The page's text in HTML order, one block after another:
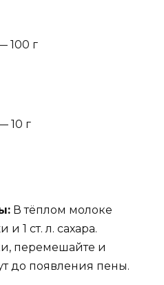
100 г
10 г
В тёплом молоке
1 ст. л. сахара.
перемешайте и
до появления пены.